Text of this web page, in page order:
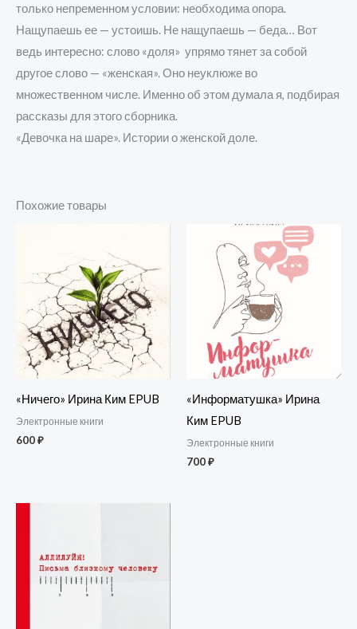
только непременном условии: необходима опора.
Нащупаешь ее — устоишь. Не нащупаешь — беда… Вот
ведь интересно: слово «доля» упрямо тянет за собой
другое слово — «женская». Оно неуклюже во
множественном числе. Именно об этом думала я, подбирая
рассказы для этого сборника.
«Девочка на шаре». Истории о женской доле.
Похожие товары
«Ничего» Ирина Ким EPUB
Электронные книги
600₽
«Информатушка» Ирина
Ким EPUB
Электронные книги
700₽